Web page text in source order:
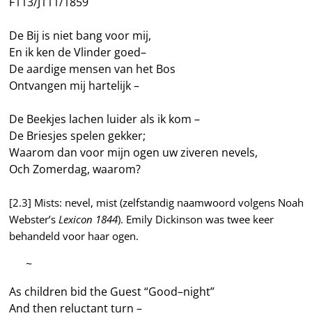
De Bij is niet bang voor mij,
En ik ken de Vlinder goed–
De aardige mensen van het Bos
Ontvangen mij hartelijk –
De Beekjes lachen luider als ik kom –
De Briesjes spelen gekker;
Waarom dan voor mijn ogen uw ziveren nevels,
Och Zomerdag, waarom?
[2.3] Mists: nevel, mist (zelfstandig naamwoord volgens Noah
Webster’sLexicon 1844). Emily Dickinson was twee keer
behandeld voor haar ogen.
—–~
As children bid the Guest “Good–night”
And then reluctant turn –